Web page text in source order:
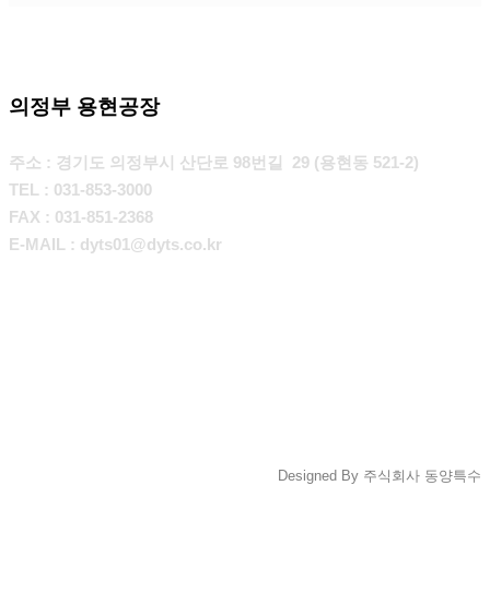
의정부 용현공장
주소 : 경기도 의정부시 산단로 98번길 29 (용현동 521-2)
TEL : 031-853-3000
FAX : 031-851-2368
E-MAIL : dyts01@dyts.co.kr
Designed By 주식회사 동양특수